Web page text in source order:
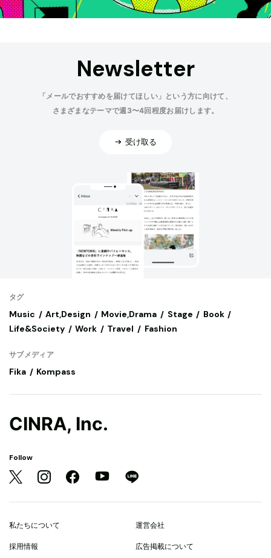
Newsletter
「メールでおすすめを届けてほしい」という方に向けて、
さまざまなテーマで週3〜4回程度お届けします。
受け取る
タグ
Music Art,Design Movie,Drama Stage
Book
Life&Society
Work Travel Fashion
サブメディア
Fika Kompass
CINRA, Inc.
Follow
私たちについて 運営会社
採用情報 広告掲載について